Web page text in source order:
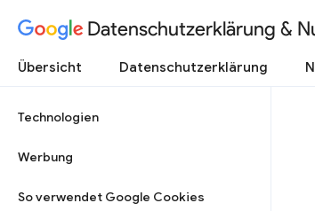
Datenschutzerklärung &
Übersicht Datenschutzerklärung
Technologien
Werbung
So verwendet Google Cookies